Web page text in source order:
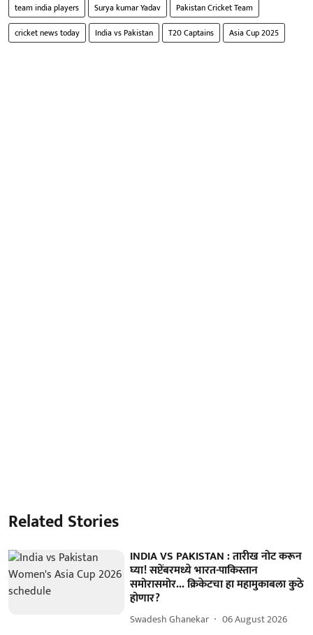
team india players Surya kumar Yadav
Pakistan Cricket Team
cricket news today
India vs Pakistan T20 Captains Asia Cup 2025
Related Stories
INDIA VS PAKISTAN : तारीख नोट करून
घ्या! सप्टेंबरमध्ये भारत-पाकिस्तान
समोरासमोर... क्रिकेटचा हा महामुकाबला कुठे
होणार?
Swadesh Ghanekar 06 August 2026